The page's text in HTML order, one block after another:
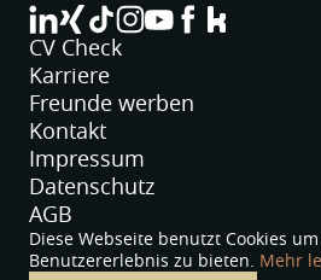
jungwild bei LinkedIn
jungwild bei XING
jungwild bei TikTok
jungwild bei
jungwild bei
jungwild
CV Check
Karriere
Freunde werben
Kontakt
Impressum
Datenschutz
AGB
Diese Webseite benutzt Cookies
Benutzererlebnis zu bieten. Mehr